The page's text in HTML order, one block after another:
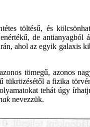
töltésű, és
de antianyagból
ahol az egyik galaxis
tömegű, azonos
tükrözésétől a fizika
tehát úgy
nevezzük.